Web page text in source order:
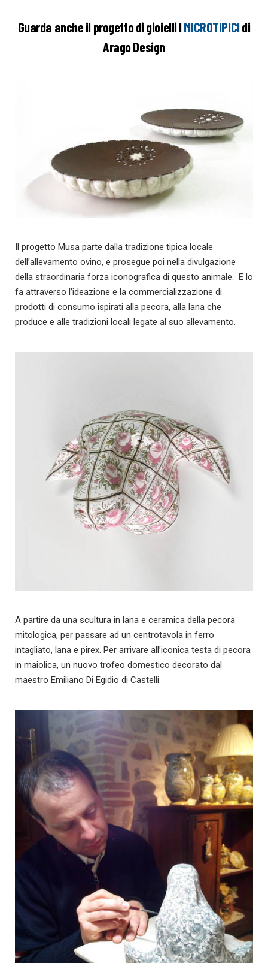
Guarda anche il progetto di gioielli IMICROTIPICIdi
Arago Design
Il progetto Musa parte dalla tradizione tipica locale
dell’allevamento ovino, e prosegue poi nella divulgazione
della straordinaria forza iconografica di questo animale. E lo
fa attraverso l’ideazione e la commercializzazione di
prodotti di consumo ispirati alla pecora, alla lana che
produce e alle tradizioni locali legate al suo allevamento.
A partire da una scultura in lana e ceramica della pecora
mitologica, per passare ad un centrotavola in ferro
intagliato, lana e pirex. Per arrivare all’iconica testa di pecora
in maiolica, un nuovo trofeo domestico decorato dal
maestro Emiliano Di Egidio di Castelli.